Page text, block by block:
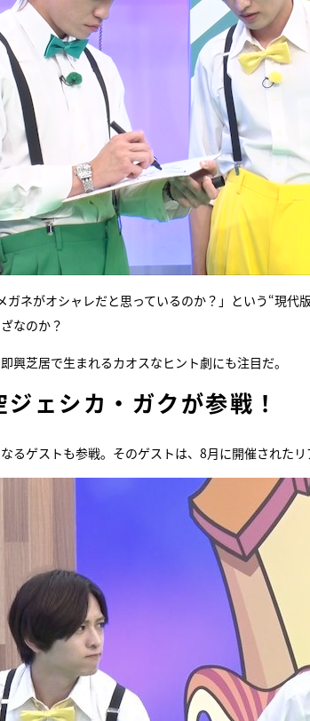
ネがオシャレだと思っているのか？」という“現代
なのか？
興芝居で生まれるカオスなヒント劇にも注目だ。
ェシカ・ガクが参戦！
るゲストも参戦。そのゲストは、8月に開催された